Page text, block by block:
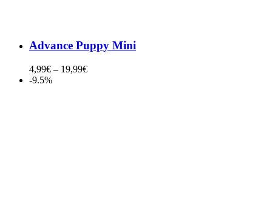
Advance Puppy Mini
4,99€ – 19,99€
-9.5%